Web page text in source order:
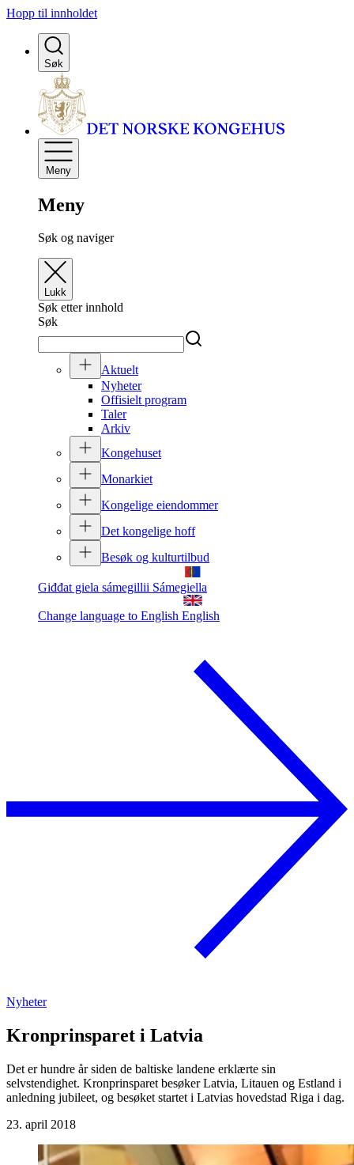
Hopp til innholdet
Søk
Meny
Meny
Søk og naviger
Lukk
Søk etter innhold
Søk
Aktuelt
Nyheter
Offisielt program
Taler
Arkiv
Kongehuset
Monarkiet
Kongelige eiendommer
Det kongelige hoff
Besøk og kulturtilbud
Giđđat giela sámegillii Sámegiella
Change language to English English
Nyheter
Kronprinsparet i Latvia
Det er hundre år siden de baltiske landene erklærte sin
selvstendighet. Kronprinsparet besøker Latvia, Litauen og Estland i
anledning jubileet, og besøket startet i Latvias hovedstad Riga i dag.
23. april 2018